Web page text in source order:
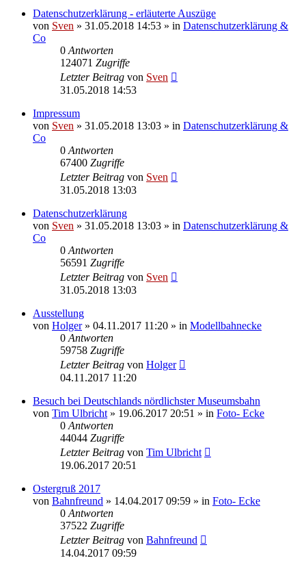
Datenschutzerklärung - erläuterte Auszüge
von Sven » 31.05.2018 14:53 » in Datenschutzerklärung &
Co
0 Antworten
124071 Zugriffe
Letzter Beitrag von Sven
31.05.2018 14:53
Impressum
von Sven » 31.05.2018 13:03 » in Datenschutzerklärung &
Co
0 Antworten
67400 Zugriffe
Letzter Beitrag von Sven
31.05.2018 13:03
Datenschutzerklärung
von Sven » 31.05.2018 13:03 » in Datenschutzerklärung &
Co
0 Antworten
56591 Zugriffe
Letzter Beitrag von Sven
31.05.2018 13:03
Ausstellung
von Holger» 04.11.2017 11:20 » in Modellbahnecke
0 Antworten
59758 Zugriffe
Letzter Beitrag von Holger
04.11.2017 11:20
Besuch bei Deutschlands nördlichster Museumsbahn
von Tim Ulbricht » 19.06.2017 20:51 » in Foto- Ecke
0 Antworten
44044 Zugriffe
Letzter Beitrag von Tim Ulbricht
19.06.2017 20:51
Ostergruß 2017
von Bahnfreund » 14.04.2017 09:59 » in Foto- Ecke
0 Antworten
37522 Zugriffe
Letzter Beitrag von Bahnfreund
14.04.2017 09:59